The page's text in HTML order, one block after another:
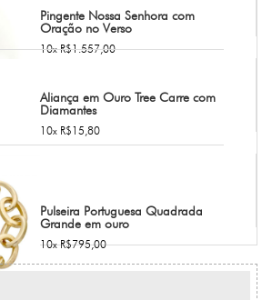
Pingente Nossa Senhora com
Oração no Verso
10x R$1.557,00
Aliança em Ouro Tree Carre com
Diamantes
10x R$15,80
Pulseira Portuguesa Quadrada
Grande em ouro
10x R$795,00